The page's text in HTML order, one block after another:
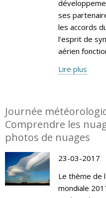
ses
les accords
l’esprit de
aérien
Lire plus
Journée
Comprendre les
photos de nuages
23-03-2017
Le thème de
mondiale